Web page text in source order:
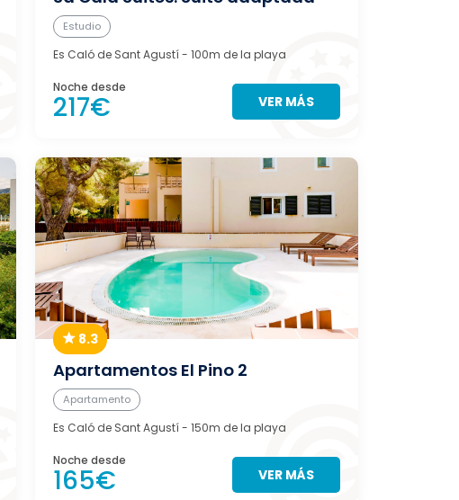
Estudio
Es Caló de Sant Agustí- 100m de la playa
Noche desde
217€ VER MÁS
8.3
Apartamentos El Pino 2
Apartamento
Es Caló de Sant Agustí- 150m de la playa
Noche desde
165€ VER MÁS